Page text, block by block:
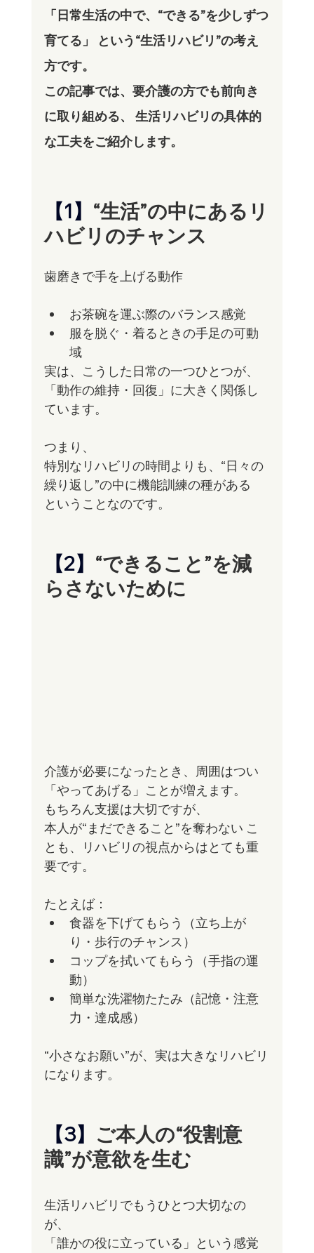
「日常生活の中で、“できる”を少しずつ
育てる」 という“生活リハビリ”の考え
方です。
この記事では、要介護の方でも前向き
に取り組める、 生活リハビリの具体的
な工夫をご紹介します。
【1】 “生活”の中にあるリ
ハビリのチャンス
歯磨きで手を上げる動作
お茶碗を運ぶ際のバランス感覚
服を脱ぐ・着るときの手足の可動
域
実は、こうした日常の一つひとつが、
「動作の維持・回復」に大きく関係し
ています。
つまり、
特別なリハビリの時間よりも、“日々の
繰り返し”の中に機能訓練の種がある
ということなのです。
【2】 “できること”を減
らさないために
介護が必要になったとき、周囲はつい
「やってあげる」ことが増えます。
もちろん支援は大切ですが、
本人が“まだできること”を奪わない こ
とも、リハビリの視点からはとても重
要です。
たとえば：
食器を下げてもらう（立ち上が
り・歩行のチャンス）
コップを拭いてもらう（手指の運
動）
簡単な洗濯物たたみ（記憶・注意
力・達成感）
“小さなお願い”が、実は大きなリハビリ
になります。
【3】 ご本人の“役割意
識”が意欲を生む
生活リハビリでもうひとつ大切なの
が、
「誰かの役に立っている」という感覚